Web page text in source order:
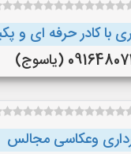
با کادر حرفه ای و
(یاسوج)
وعکاسی مجالس